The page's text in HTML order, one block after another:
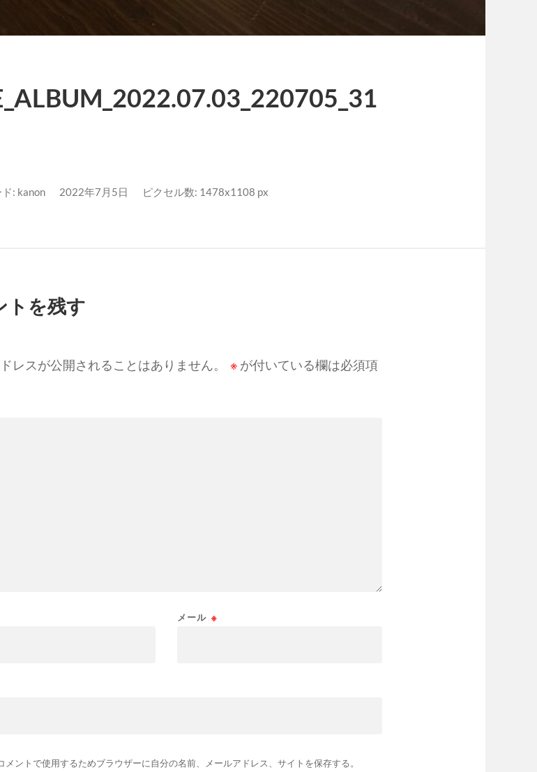
: kanon 2022年7月5日 ピクセル数: 1478x1108 px
トを残す
レスが公開されることはありません。 ※ が付いている欄は必須項
メール ※
メントで使用するためブラウザーに自分の名前、メールアドレス、サイトを保存する。